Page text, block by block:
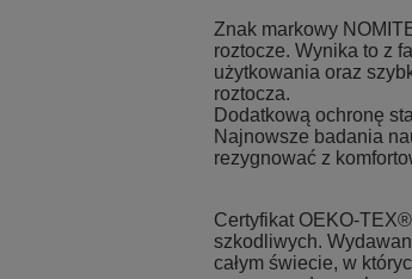
Znak markowy
roztocze. Wynika to z
użytkowania oraz
roztocza.
Dodatkową ochronę
Najnowsze badania
rezygnować z
Certyfikat OEKO-
szkodliwych.
całym świecie, w